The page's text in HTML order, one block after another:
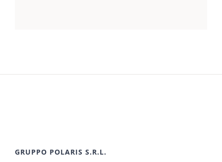
GRUPPO POLARIS S.R.L.